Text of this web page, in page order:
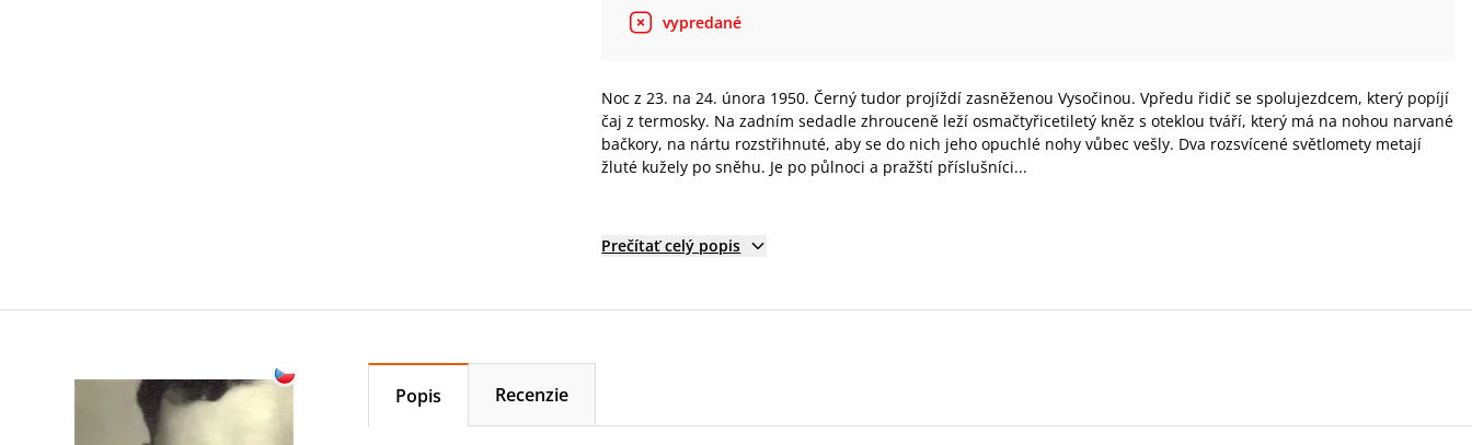
vypredané
Noc z 23. na 24. února 1950. Černý tudor projíždí zasněženou Vysočinou. Vpředu řidič se spolujezdcem, který popíjí
čaj z termosky. Na zadním sedadle zhrouceně leží osmačtyřicetiletý kněz s oteklou tváří, který má na nohou narvané
bačkory, na nártu rozstřihnuté, aby se do nich jeho opuchlé nohy vůbec vešly. Dva rozsvícené světlomety metají
žluté kužely po sněhu. Je po půlnoci a pražští příslušníci...
Prečítať celý popis
Popis Recenzie